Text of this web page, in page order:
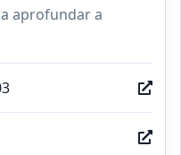
aprofundar a